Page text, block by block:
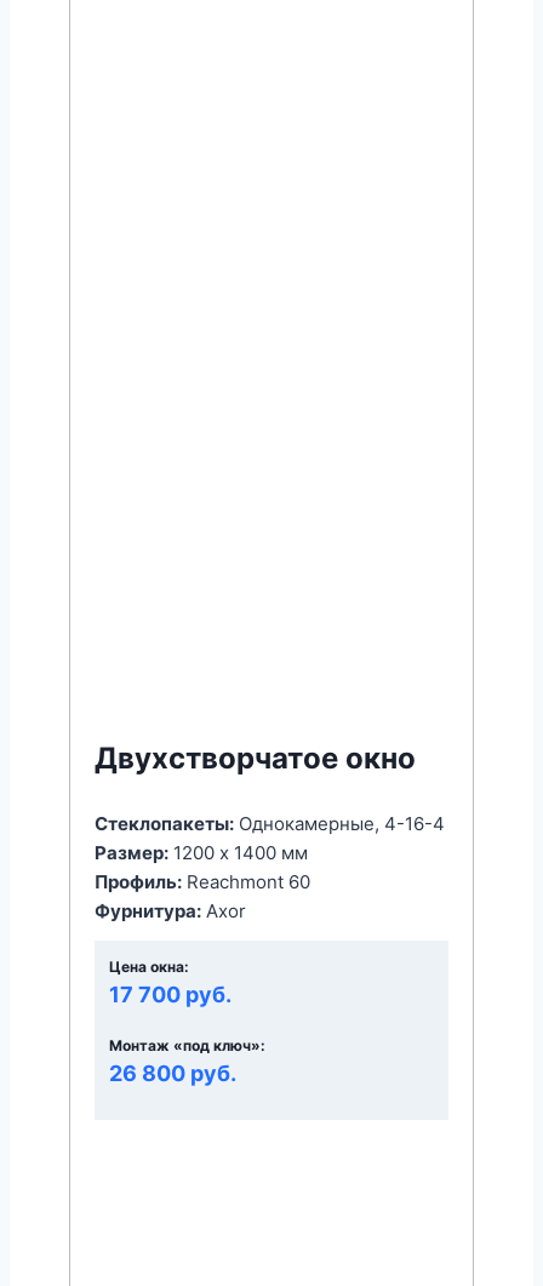
Двухстворчатое окно
Стеклопакеты: Однокамерные, 4-16-4
Размер: 1200 x 1400 мм
Профиль: Reachmont 60
Фурнитура: Axor
Цена окна:
17 700 руб.
Монтаж «под ключ»:
26 800 руб.